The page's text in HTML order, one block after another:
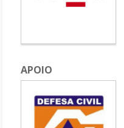
APOIO